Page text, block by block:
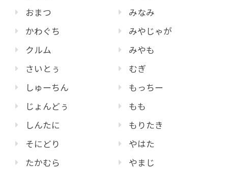
おまつ
かわぐち
クルム
さいとぅ
しゅーちん
じょんどぅ
しんたに
そにどり
たかむら
みなみ
みやじゃが
みやも
むぎ
もっちー
もも
もりたき
やはた
やまじ